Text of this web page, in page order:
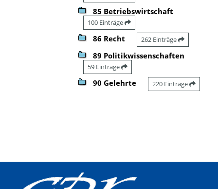
85 Betriebswirtschaft
100 Einträge
86 Recht 262 Einträge
89 Politikwissenschaften
59 Einträge
90 Gelehrte 220 Einträge